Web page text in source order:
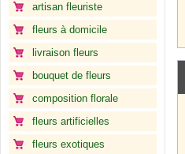
artisan fleuriste
fleurs à domicile
livraison fleurs
bouquet de fleurs
composition florale
fleurs artificielles
fleurs exotiques